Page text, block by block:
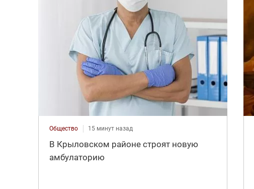
Общество 15 минут назад
В Крыловском районе строят новую
амбулаторию